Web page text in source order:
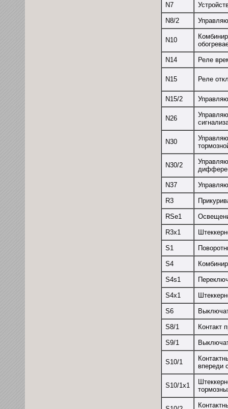
N7
N8/2
N10
N14 Реле
N15 Реле
N15/2
N26
N30
N30/2
N37
R3
RSe1
R3x1
S1
S4
S4s1
S4x1
S6
S8/1 Контакт
S9/1
S10/1
впереди
S10/1x1